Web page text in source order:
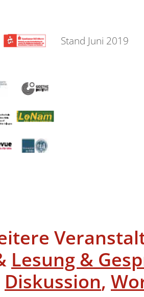
Stand Juni 2019
Lesung &
Diskussion,